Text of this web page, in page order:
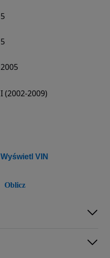
5
5
2005
I (2002-2009)
Wyświetl VIN
Oblicz